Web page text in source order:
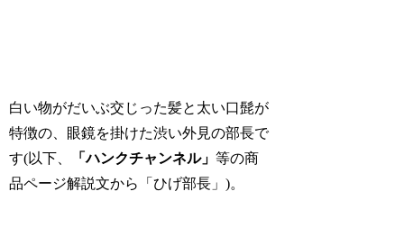
白い物がだいぶ交じった髪と太い口髭が
特徴の、眼鏡を掛けた渋い外見の部長で
す(以下、
「ハンクチャンネル」等の商
品ページ解説文から「ひげ部長」)。